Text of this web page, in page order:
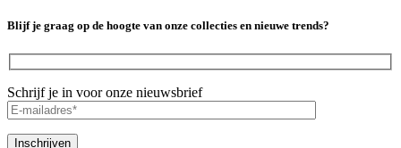
tot
Blijf je graag op de hoogte van onze collecties en nieuwe trends?
Schrijf je in voor onze nieuwsbrief